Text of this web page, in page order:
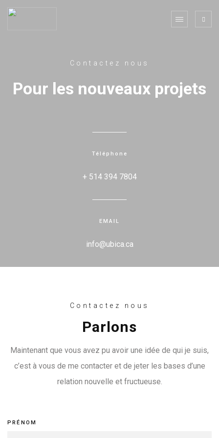
Contactez nous
Pour les nouveaux projets
Téléphone
+ 514 394 7804
EMAIL
info@ubica.ca
Contactez nous
Parlons
Maintenant que vous avez pu avoir une idée de qui je suis,
c’est à vous de me contacter et de jeter les bases d’une
relation nouvelle et fructueuse.
Contactez
If
PRÉNOM